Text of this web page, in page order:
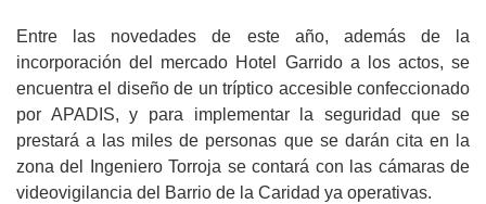
Entre las novedades de este año, además de la
incorporación del mercado Hotel Garrido a los actos, se
encuentra el diseño de un tríptico accesible confeccionado
por APADIS, y para implementar la seguridad que se
prestará a las miles de personas que se darán cita en la
zona del Ingeniero Torroja se contará con las cámaras de
videovigilancia del Barrio de la Caridad ya operativas.